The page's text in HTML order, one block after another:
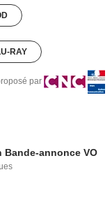
RAY
par
Bande-annonce VO